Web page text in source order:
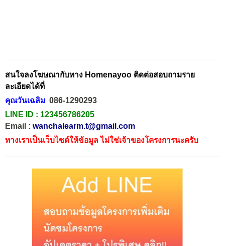
สนใจลงโฆษณากับทาง Homenayoo ติดต่อสอบถามราย
ละเอียดได้ที่
คุณวันเฉลิม 086-1290293
LINE ID : 123456786205
Email : wanchalearm.t@gmail.com
ทางเราเป็นเว็บไซต์ให้ข้อมูล ไม่ใช่เจ้าของโครงการนะครับ